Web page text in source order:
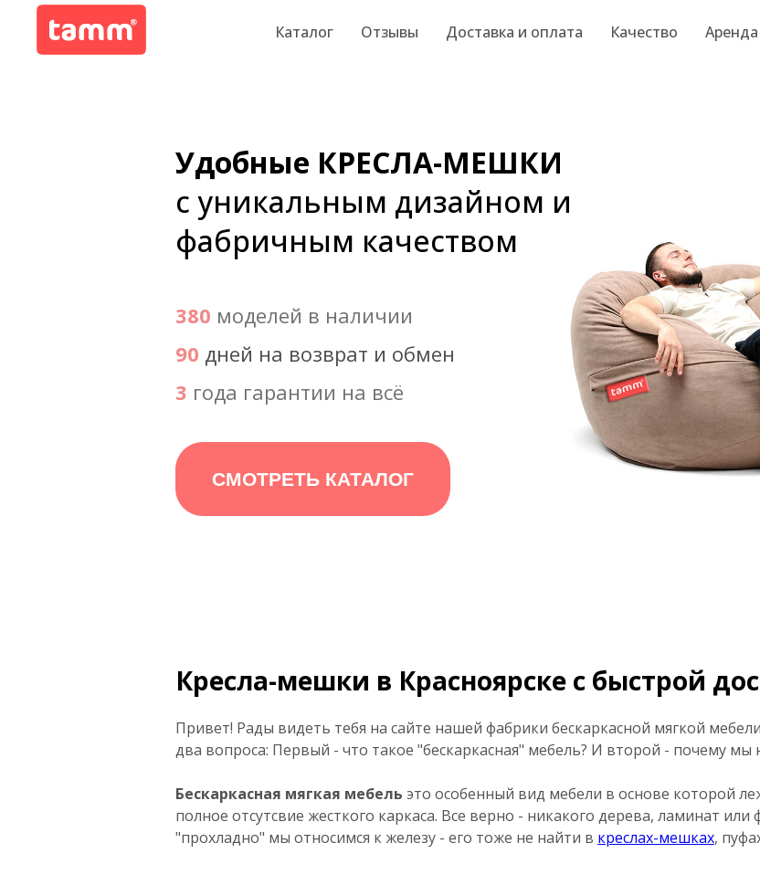
Каталог Отзывы Доставка и оплата Качество Аренда
Удобные КРЕСЛА-МЕШКИ
с уникальным дизайном и
фабричным качеством
380 моделей в наличии
90 дней на возврат и обмен
3 года гарантии на всё
СМОТРЕТЬ КАТАЛОГ
Кресла-мешки в Красноярске с быстрой
Привет! Рады видеть тебя на сайте нашей фабрики бескаркасной мягкой
два вопроса: Первый - что такое "бескаркасная" мебель? И второй - почему мы
Бескаркасная мягкая мебель это особенный вид мебели в основе которой
полное отсутсвие жесткого каркаса. Все верно - никакого дерева, ламинат
"прохладно" мы относимся к железу - его тоже не найти в креслах-мешках,